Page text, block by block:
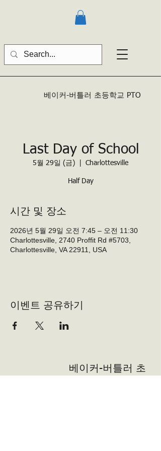
베이커-버틀러 초등학교 PTO
Last Day of School
5월 29일 (금) Charlottesville
Half Day
시간 및 장소
2026년 5월 29일 오전 7:45 – 오전 11:30
Charlottesville, 2740 Proffit Rd #5703,
Charlottesville, VA 22911, USA
이벤트 공유하기
베이커-버틀러 초